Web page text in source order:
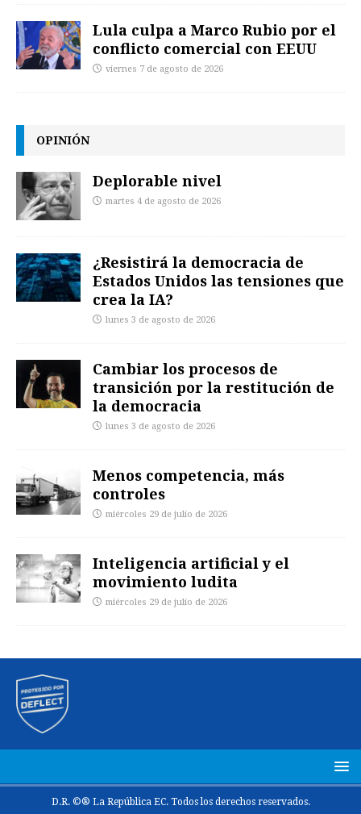
Lula culpa a Marco Rubio por el
conflicto comercial con EEUU
viernes 7 de agosto de 2026
OPINIÓN
Deplorable nivel
martes 4 de agosto de 2026
¿Resistirá la democracia de
Estados Unidos las tensiones que
crea la IA?
lunes 3 de agosto de 2026
Cambiar los procesos de
transición por la restitución de
la democracia
lunes 3 de agosto de 2026
Menos competencia, más
controles
miércoles 29 de julio de 2026
Inteligencia artificial y el
movimiento ludita
miércoles 29 de julio de 2026
D.R. ©® La República EC. Todos los derechos reservados.